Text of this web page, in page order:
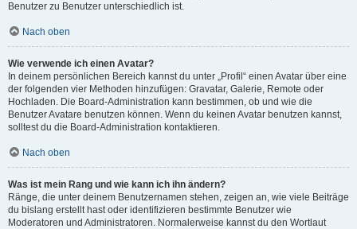
Benutzer zu Benutzer unterschiedlich ist.
Nach oben
Wie verwende ich einen Avatar?
In deinem persönlichen Bereich kannst du unter „Profil“ einen Avatar über eine
der folgenden vier Methoden hinzufügen: Gravatar, Galerie, Remote oder
Hochladen. Die Board-Administration kann bestimmen, ob und wie die
Benutzer Avatare benutzen können. Wenn du keinen Avatar benutzen kannst,
solltest du die Board-Administration kontaktieren.
Nach oben
Was ist mein Rang und wie kann ich ihn ändern?
Ränge, die unter deinem Benutzernamen stehen, zeigen an, wie viele Beiträge
du bislang erstellt hast oder identifizieren bestimmte Benutzer wie
Moderatoren und Administratoren. Normalerweise kannst du den Wortlaut